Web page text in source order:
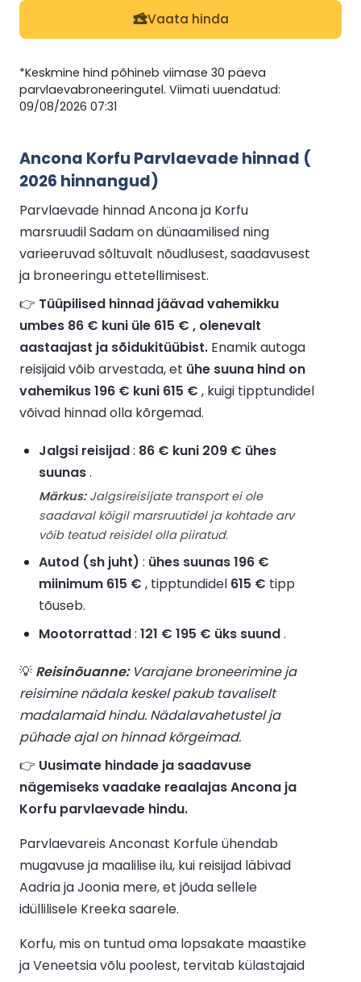
Vaata hinda
*Keskmine hind põhineb viimase 30 päeva
parvlaevabroneeringutel. Viimati uuendatud:
09/08/2026 07:31
Ancona Korfu Parvlaevade hinnad (
2026 hinnangud)
Parvlaevade hinnad Ancona ja Korfu
marsruudil Sadam on dünaamilised ning
varieeruvad sõltuvalt nõudlusest, saadavusest
ja broneeringu ettetellimisest.
👉 Tüüpilised hinnad jäävad vahemikku
umbes 86 € kuni üle 615 € , olenevalt
aastaajast ja sõidukitüübist. Enamik autoga
reisijaid võib arvestada, et ühe suuna hind on
vahemikus 196 € kuni 615 € , kuigi tipptundidel
võivad hinnad olla kõrgemad.
Jalgsi reisijad: 86 € kuni 209 € ühes
suunas.
Märkus:Jalgsireisijate transport ei ole
saadaval kõigil marsruutidel ja kohtade arv
võib teatud reisidel olla piiratud.
Autod (sh juht) : ühes suunas 196 €
miinimum 615 € , tipptundidel 615 € tipp
tõuseb.
Mootorrattad: 121 € 195 € üks suund.
💡 Reisinõuanne:Varajane broneerimine ja
reisimine nädala keskel pakub tavaliselt
madalamaid hindu. Nädalavahetustel ja
pühade ajal on hinnad kõrgeimad.
👉 Uusimate hindade ja saadavuse
nägemiseks vaadake reaalajas Ancona ja
Korfu parvlaevade hindu.
Parvlaevareis Anconast Korfule ühendab
mugavuse ja maalilise ilu, kui reisijad läbivad
Aadria ja Joonia mere, et jõuda sellele
idüllilisele Kreeka saarele.
Korfu, mis on tuntud oma lopsakate maastike
ja Veneetsia võlu poolest, tervitab külastajaid